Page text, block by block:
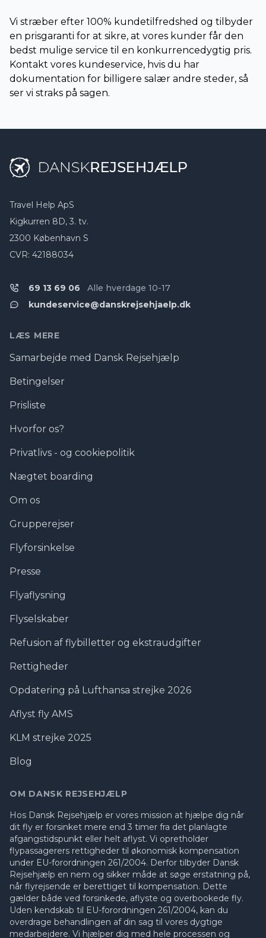
Vi stræber efter 100% kundetilfredshed og tilbyder
en prisgaranti for at sikre, at vores kunder får den
bedst mulige service til en konkurrencedygtig pris.
Kontakt vores kundeservice, hvis du har
dokumentation for billigere salær andre steder, så
ser vi straks på sagen.
Travel Help ApS
Kigkurren 8D, 3. tv.
2300 København S
CVR: 42188034
69 13 69 06
Alle hverdage 10-17
kundeservice@danskrejsehjaelp.dk
LÆS MERE
Samarbejde med Dansk Rejsehjælp
Betingelser
Prisliste
Hvorfor os?
Privatlivs - og cookiepolitik
Nægtet boarding
Om os
Grupperejser
Flyforsinkelse
Presse
Flyaflysning
Flyselskaber
Refusion af flybilletter og ekstraudgifter
Rettigheder
Opdatering på Lufthansa strejke 2026
Aflyst fly AMS
KLM strejke 2025
Blog
OM DANSK REJSEHJÆLP
Hos Dansk Rejsehjælp er vores mission at hjælpe dig når
dit fly er forsinket mere end 3 timer fra det planlagte
afgangstidspunkt eller helt aflyst. Vi opretholder
flypassagerers rettigheder til økonomisk kompensation
under EU-forordningen 261/2004. Derfor tilbyder Dansk
Rejsehjælp en nem og sikker måde at søge erstatning på,
når flyrejsende er berettiget til kompensation. Dette
gælder både ved forsinkede, aflyste og overbookede fly.
Uden kendskab til EU-forordningen 261/2004, kan du
overdrage behandlingen af din sag til vores dygtige
medarbejdere. Vi hjælper dig med hele processen og